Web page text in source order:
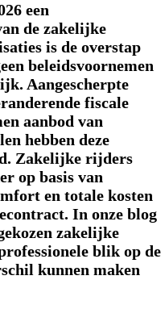
een
de zakelijke
is de overstap
beleidsvoornemen
Aangescherpte
fiscale
aanbod van
hebben deze
Zakelijke rijders
op basis van
en totale kosten
In onze blog
zakelijke
blik op de
kunnen maken